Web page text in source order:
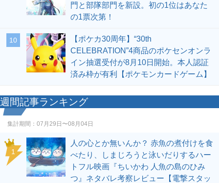
門と部隊部門を新設。初の1位はあなた
の1票次第！
10
【ポケカ30周年】“30th
CELEBRATION”4商品のポケセンオンラ
イン抽選受付が8月10日開始。本人認証
済み枠が有利【ポケモンカードゲーム】
週間記事ランキング
集計期間： 07月29日〜08月04日
1
人の心とか無いんか？ 赤魚の煮付けを食
べたり、しまじろうと泳いだりするハー
トフル映画『ちいかわ 人魚の島のひみ
つ』ネタバレ考察レビュー【電撃スタッ